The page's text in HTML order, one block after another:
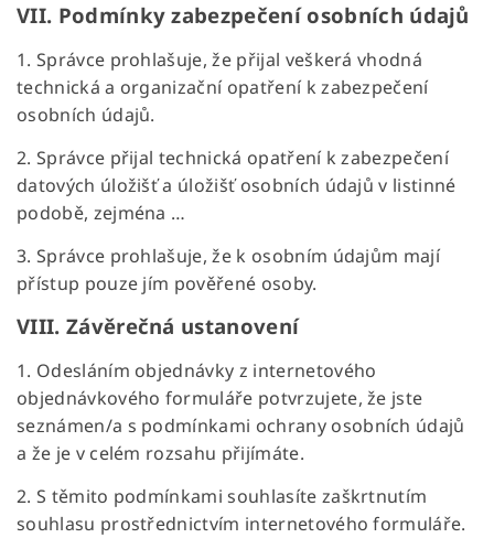
VII. Podmínky zabezpečení osobních údajů
1. Správce prohlašuje, že přijal veškerá vhodná
technická a organizační opatření k zabezpečení
osobních údajů.
2. Správce přijal technická opatření k zabezpečení
datových úložišť a úložišť osobních údajů v listinné
podobě, zejména …
3. Správce prohlašuje, že k osobním údajům mají
přístup pouze jím pověřené osoby.
VIII. Závěrečná ustanovení
1. Odesláním objednávky z internetového
objednávkového formuláře potvrzujete, že jste
seznámen/a s podmínkami ochrany osobních údajů
a že je v celém rozsahu přijímáte.
2. S těmito podmínkami souhlasíte zaškrtnutím
souhlasu prostřednictvím internetového formuláře.